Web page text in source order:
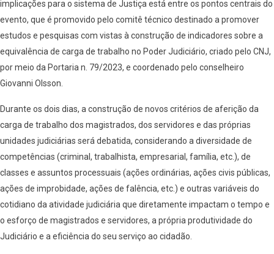
implicações para o sistema de Justiça está entre os pontos centrais do
evento, que é promovido pelo comitê técnico destinado a promover
estudos e pesquisas com vistas à construção de indicadores sobre a
equivalência de carga de trabalho no Poder Judiciário, criado pelo CNJ,
por meio da Portaria n. 79/2023, e coordenado pelo conselheiro
Giovanni Olsson.
Durante os dois dias, a construção de novos critérios de aferição da
carga de trabalho dos magistrados, dos servidores e das próprias
unidades judiciárias será debatida, considerando a diversidade de
competências (criminal, trabalhista, empresarial, família, etc.), de
classes e assuntos processuais (ações ordinárias, ações civis públicas,
ações de improbidade, ações de falência, etc.) e outras variáveis do
cotidiano da atividade judiciária que diretamente impactam o tempo e
o esforço de magistrados e servidores, a própria produtividade do
Judiciário e a eficiência do seu serviço ao cidadão.